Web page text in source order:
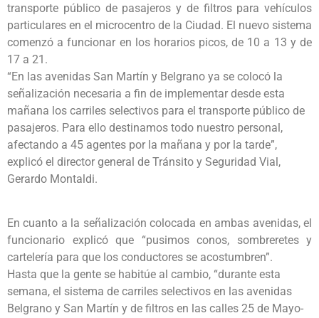
transporte público de pasajeros y de filtros para vehículos
particulares en el microcentro de la Ciudad. El nuevo sistema
comenzó a funcionar en los horarios picos, de 10 a 13 y de
17 a 21.
“En las avenidas San Martín y Belgrano ya se colocó la
señalización necesaria a fin de implementar desde esta
mañana los carriles selectivos para el transporte público de
pasajeros. Para ello destinamos todo nuestro personal,
afectando a 45 agentes por la mañana y por la tarde”,
explicó el director general de Tránsito y Seguridad Vial,
Gerardo Montaldi.
En cuanto a la señalización colocada en ambas avenidas, el
funcionario explicó que “pusimos conos, sombreretes y
cartelería para que los conductores se acostumbren”.
Hasta que la gente se habitúe al cambio, “durante esta
semana, el sistema de carriles selectivos en las avenidas
Belgrano y San Martín y de filtros en las calles 25 de Mayo-